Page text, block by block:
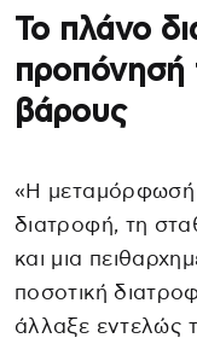
Το πλάνο
προπόνησή
βάρους
«Η μεταμόρφωσή
διατροφή, τη
και μια
ποσοτική
άλλαξε εντελώς